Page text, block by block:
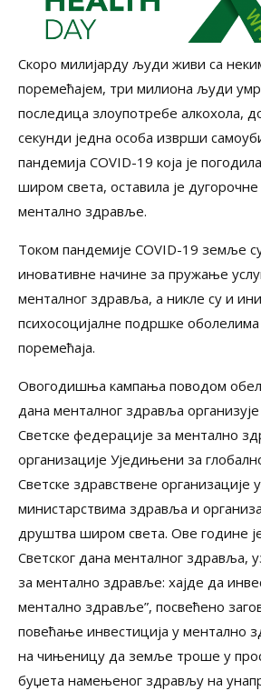
Скоро милијарду људи живи са
поремећајем, три милиона људи
последица злоупотребе алкохола,
секунди једна особа изврши
пандемија COVID-19 која је
широм света, оставила је
ментално здравље.
Током пандемије COVID-19 земље
иновативне начине за пружање
менталног здравља, а никле су и
психосоцијалне подршке
поремећаја.
Овогодишња кампања поводом
дана менталног здравља
Светске федерације за ментално
организације Уједињени за
Светске здравствене организације
министарствима здравља и
друштва широм света. Ове године
Светског дана менталног здравља,
за ментално здравље: хајде да
ментално здравље”, посвећено
повећање инвестиција у ментално
на чињеницу да земље троше у
буџета намењеног здрављу на